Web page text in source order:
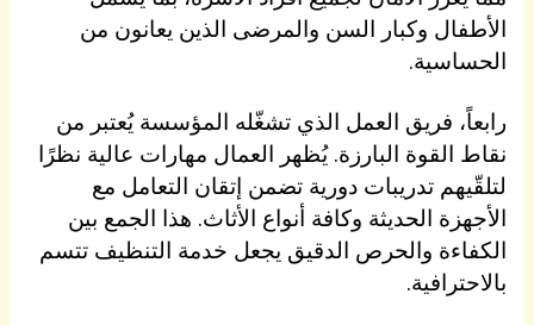
الأطفال وكبار السن والمرضى الذين يعانون من
الحساسية.
رابعاً، فريق العمل الذي تشغّله المؤسسة يُعتبر من
نقاط القوة البارزة. يُظهر العمال مهارات عالية نظرًا
لتلقّيهم تدريبات دورية تضمن إتقان التعامل مع
الأجهزة الحديثة وكافة أنواع الأثاث. هذا الجمع بين
الكفاءة والحرص الدقيق يجعل خدمة التنظيف تتسم
بالاحترافية.